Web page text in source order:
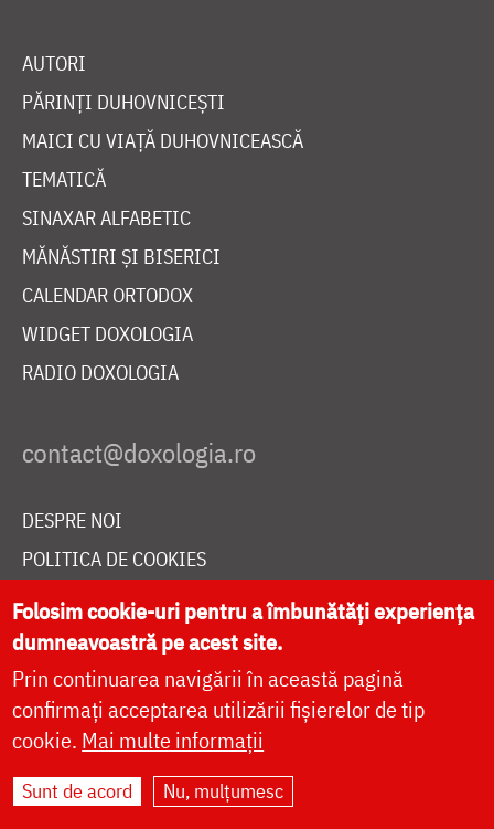
AUTORI
PĂRINȚI DUHOVNICEȘTI
MAICI CU VIAȚĂ DUHOVNICEASCĂ
TEMATICĂ
SINAXAR ALFABETIC
MĂNĂSTIRI ȘI BISERICI
CALENDAR ORTODOX
WIDGET DOXOLOGIA
RADIO DOXOLOGIA
DESPRE NOI
POLITICA DE COOKIES
DONEAZĂ ONLINE PENTRU CATEDRALA NAȚIONALĂ
LIVE
Site dezvoltat deDOXOLOGIA MEDIA
Arhiepiscopia Iașilor | ©
Folosim cookie-uri pentru a îmbunătăți experiența
dumneavoastră pe acest site.
Prin continuarea navigării în această pagină
confirmați acceptarea utilizării fișierelor de tip
cookie. Mai multe informații
Sunt de acord Nu, mulțumesc